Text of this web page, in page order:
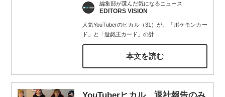
編集部が選んだ気になるニュース
EDITORS VISION
人気YouTuberのヒカル（31）が、「ポケモンカー
ド」と「遊戯王カード」の計…
本文を読む